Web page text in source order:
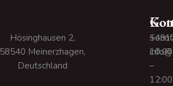
Hösinghausen 2,
58540 Meinerzhagen,
Deutschland
10:00
–
12:00